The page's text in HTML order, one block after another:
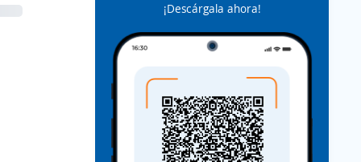
¡Descárgala ahora!